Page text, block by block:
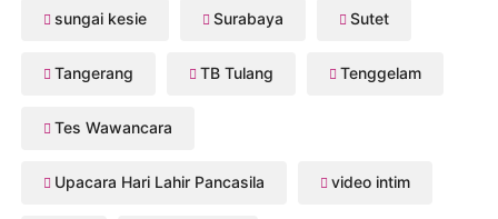
sungai kesie Surabaya Sutet
Tangerang TB Tulang Tenggelam
Tes Wawancara
Upacara Hari Lahir Pancasila video intim